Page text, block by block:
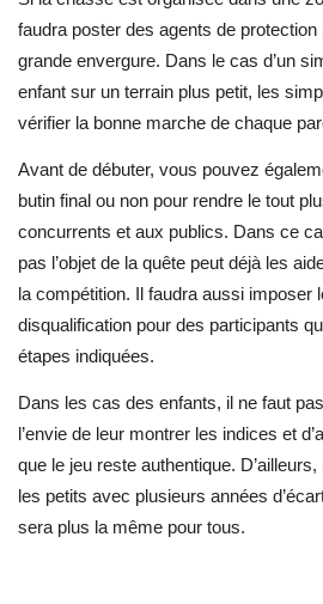
faudra poster des agents de protection
grande envergure. Dans le cas d’un
enfant sur un terrain plus petit, les
vérifier la bonne marche de chaque
Avant de débuter, vous pouvez
butin final ou non pour rendre le tout
concurrents et aux publics. Dans ce
pas l’objet de la quête peut déjà les
la compétition. Il faudra aussi imposer
disqualification pour des participants
étapes indiquées.
Dans les cas des enfants, il ne faut
l’envie de leur montrer les indices et
que le jeu reste authentique.
les petits avec plusieurs années
sera plus la même pour tous.